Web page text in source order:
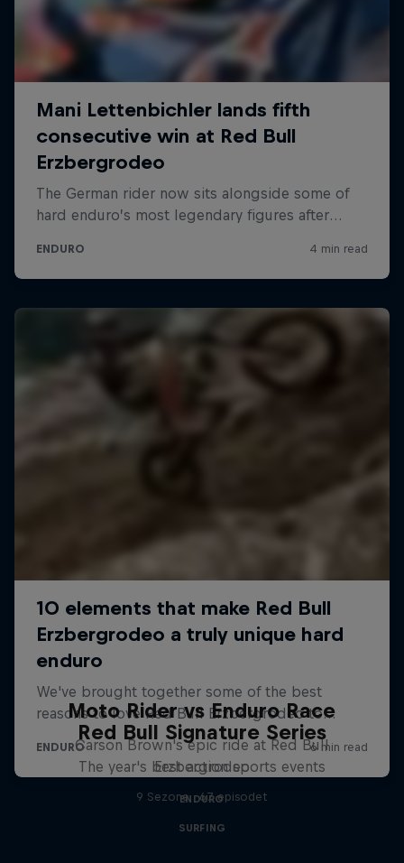
Moto Rider vs Enduro Race
Carson Brown's epic ride at Red Bull
Erzbergrodeo
ENDURO
Red Bull Signature Series
The year's best action sports events
9 Sezone · 67 episodet
SURFING